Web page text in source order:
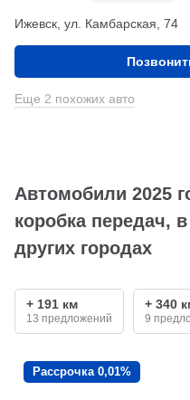
Ижевск, ул. Камбарская, 74
Еще 2 похожих авто
Автомобили 2025
коробка передач,
других городах
+ 191 км
13 предложений
+ 340
9
Рассрочка 0,01%